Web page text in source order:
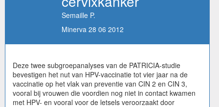
Semaille P.
Minerva 28 06 2012
Deze twee subgroepanalyses van de PATRICIA-studie
bevestigen het nut van HPV-vaccinatie tot vier jaar na de
vaccinatie op het vlak van preventie van CIN 2 en CIN 3,
vooral bij vrouwen die voordien nog niet in contact kwamen
met HPV- en vooral voor de letsels veroorzaakt door